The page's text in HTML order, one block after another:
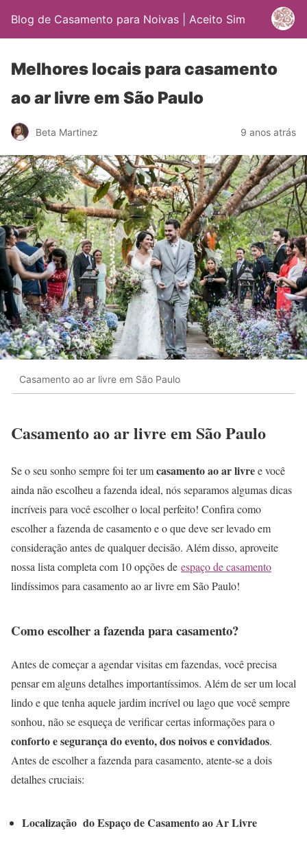
Blog de Casamento para Noivas | Aceito Sim
Melhores locais para casamento
ao ar livre em São Paulo
Beta Martinez 9 anos atrás
Casamento ao ar livre em São Paulo
Casamento ao ar livre em São Paulo
Se o seu sonho sempre foi ter umcasamento ao ar livree você
ainda não escolheu a fazenda ideal, nós separamos algumas dicas
incríveis para você escolher o local perfeito! Confira como
escolher a fazenda de casamento e o que deve ser levado em
consideração antes de qualquer decisão. Além disso, aproveite
nossa lista completa com 10 opções de espaço de casamento
lindíssimos para casamento ao ar livre em São Paulo!
Como escolher a fazenda para casamento?
Antes de começar a agendar visitas em fazendas, você precisa
pensar em alguns detalhes importantíssimos. Além de ser um local
lindo e que tenha aquele jardim incrível ou lago que você sempre
sonhou, não se esqueça de verificar certas informações para o
conforto e segurança do evento, dos noivos e convidados.
Antes de escolher a fazenda para casamento, atente-se a dois
detalhes cruciais:
Localização do Espaço de Casamento ao Ar Livre